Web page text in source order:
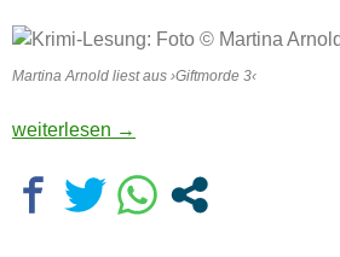
Martina Arnold liest aus ›Giftmorde 3‹
Krimi-Lesung zur Leipziger Buchmesse
weiterlesen →